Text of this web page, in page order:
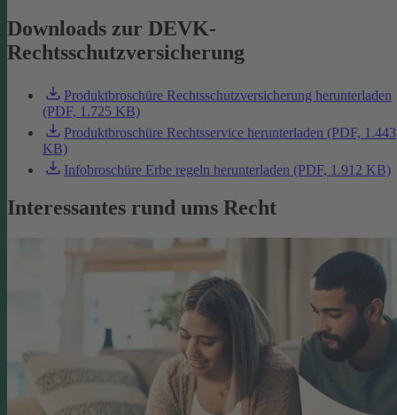
Downloads zur DEVK-
Rechtsschutzversicherung
Produktbroschüre Rechtsschutzversicherung herunterladen
(PDF, 1.725 KB)
Produktbroschüre Rechtsservice herunterladen (PDF, 1.443
KB)
Infobroschüre Erbe regeln herunterladen (PDF, 1.912 KB)
Interessantes rund ums Recht